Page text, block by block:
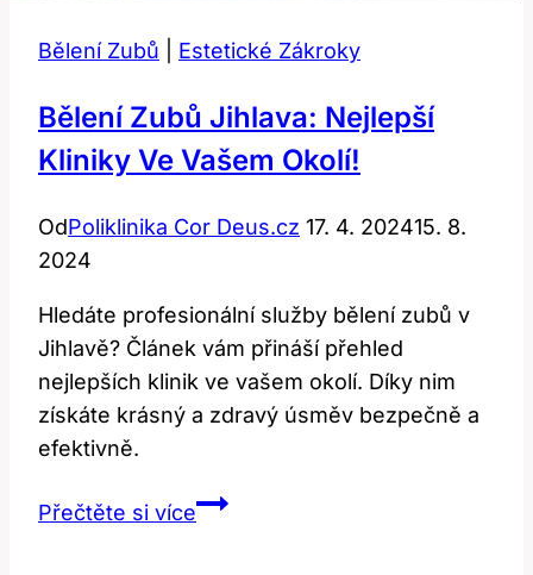
Bělení Zubů Estetické Zákroky
Bělení Zubů Jihlava: Nejlepší
Kliniky Ve Vašem Okolí!
OdPoliklinika Cor Deus.cz 17. 4. 202415. 8.
2024
Hledáte profesionální služby bělení zubů v
Jihlavě? Článek vám přináší přehled
nejlepších klinik ve vašem okolí. Díky nim
získáte krásný a zdravý úsměv bezpečně a
efektivně.
Přečtěte si víceBělení